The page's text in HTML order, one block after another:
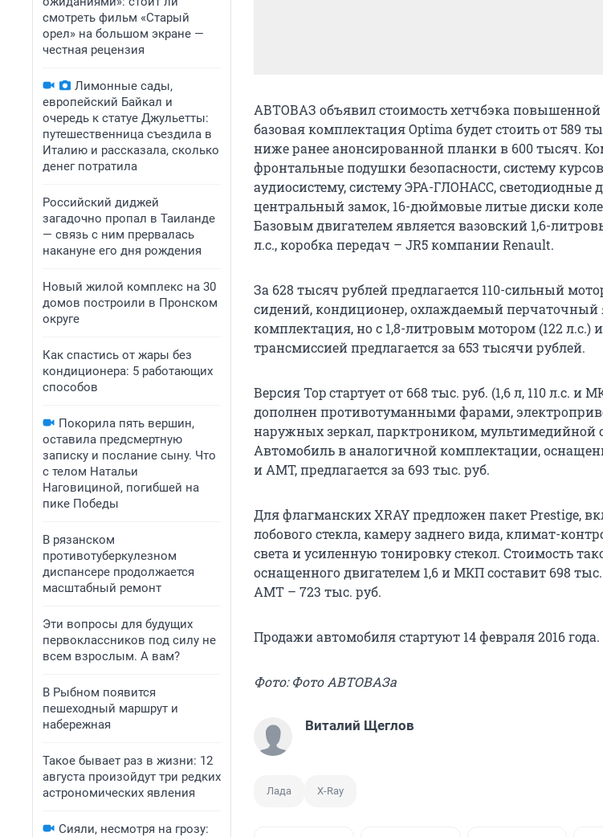
смотреть фильм «Старый
орел» на большом экране —
честная рецензия
Лимонные сады,
европейский Байкал и
очередь к статуе Джульетты:
путешественница съездила в
Италию и рассказала, сколько
денег потратила
Российский диджей
загадочно пропал в Таиланде
— связь с ним прервалась
накануне его дня рождения
Новый жилой комплекс на 30
домов построили в Пронском
округе
Как спастись от жары без
кондиционера: 5 работающих
способов
Покорила пять вершин,
оставила предсмертную
записку и послание сыну. Что
с телом Натальи
Наговициной, погибшей на
пике Победы
В рязанском
противотуберкулезном
диспансере продолжается
масштабный ремонт
Эти вопросы для будущих
первоклассников под силу не
всем взрослым. А вам?
В Рыбном появится
пешеходный маршрут и
набережная
Такое бывает раз в жизни: 12
августа произойдут три редких
астрономических явления
Сияли, несмотря на грозу:
АВТОВАЗ объявил стоимость хетчбэка повышенной
базовая комплектация Optima будет стоить от 589
ниже ранее анонсированной планки в 600 тысяч.
фронтальные подушки безопасности, систему
аудиосистему, систему ЭРА-ГЛОНАСС, светодиодные
центральный замок, 16-дюймовые литые диски
Базовым двигателем является вазовский 1,6-
л.с., коробка передач – JR5 компании Renault.
За 628 тысяч рублей предлагается 110-сильный
сидений, кондиционер, охлаждаемый
комплектация, но с 1,8-литровым мотором (122 л.с.)
трансмиссией предлагается за 653 тысячи рублей.
Версия Top стартует от 668 тыс. руб. (1,6 л, 110 л.с. и
дополнен противотуманными фарами,
наружных зеркал, парктроником, мультимедийной
Автомобиль в аналогичной комплектации,
и АМТ, предлагается за 693 тыс. руб.
Для флагманских XRAY предложен пакет Prestige,
лобового стекла, камеру заднего вида, климат-
света и усиленную тонировку стекол. Стоимость
оснащенного двигателем 1,6 и МКП составит 698
AMT – 723 тыс. руб.
Продажи автомобиля стартуют 14 февраля 2016 года.
Фото: Фото АВТОВАЗа
Виталий Щеглов
Лада X-Ray